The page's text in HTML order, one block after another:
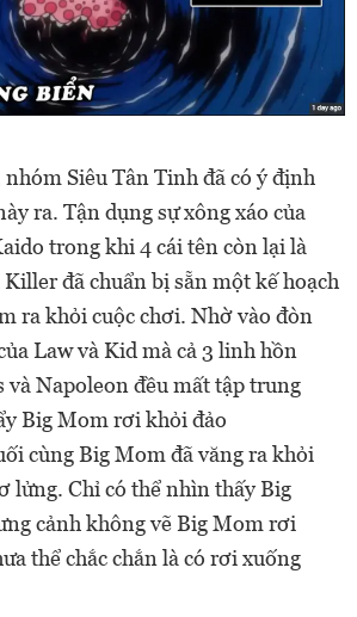
Siêu Tân Tinh đã có ý định
ra. Tận dụng sự xông xáo của
trong khi 4 cái tên còn lại là
đã chuẩn bị sẵn một kế hoạch
ra khỏi cuộc chơi. Nhờ vào đòn
Law và Kid mà cả 3 linh hồn
và Napoleon đều mất tập trung
Big Mom rơi khỏi đảo
cùng Big Mom đã văng ra khỏi
lửng. Chỉ có thể nhìn thấy Big
cảnh không vẽ Big Mom rơi
thể chắc chắn là có rơi xuống